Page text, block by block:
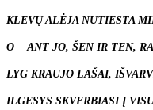
KLEVŲ ALĖJA NUTIESTA
O ANT JO, ŠEN IR TEN,
LYG KRAUJO LAŠAI,
ILGESYS SKVERBIASI Į